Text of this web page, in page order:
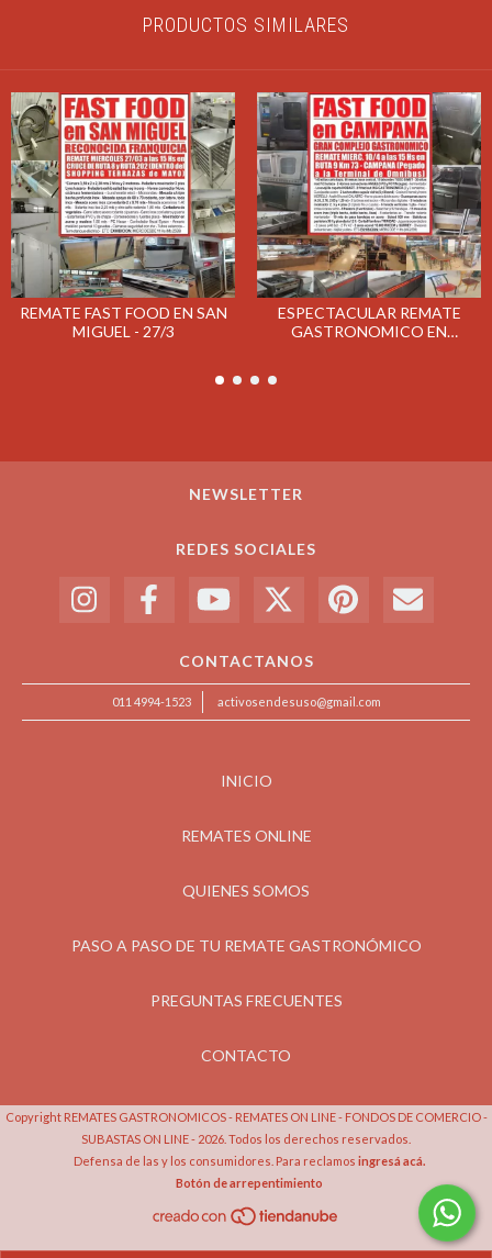
PRODUCTOS SIMILARES
REMATE FAST FOOD EN SAN
MIGUEL - 27/3
ESPECTACULAR REMATE
GASTRONOMICO EN
NEWSLETTER
REDES SOCIALES
CONTACTANOS
011 4994-1523 activosendesuso@gmail.com
INICIO
REMATES ONLINE
QUIENES SOMOS
PASO A PASO DE TU REMATE GASTRONÓMICO
PREGUNTAS FRECUENTES
CONTACTO
Copyright REMATES GASTRONOMICOS - REMATES ON LINE - FONDOS DE COMERCIO -
SUBASTAS ON LINE - 2026. Todos los derechos reservados.
Defensa de las y los consumidores. Para reclamos ingresá acá.
Botón de arrepentimiento